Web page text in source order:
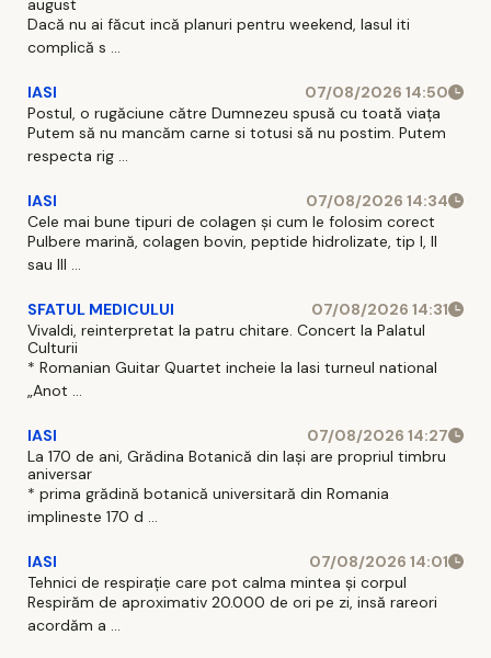
august
Dacă nu ai făcut incă planuri pentru weekend, Iasul iti
complică s ...
IASI
07/08/2026 14:50
Postul, o rugăciune către Dumnezeu spusă cu toată viața
Putem să nu mancăm carne si totusi să nu postim. Putem
respecta rig ...
IASI
07/08/2026 14:34
Cele mai bune tipuri de colagen și cum le folosim corect
Pulbere marină, colagen bovin, peptide hidrolizate, tip I, II
sau III ...
SFATUL MEDICULUI
07/08/2026 14:31
Vivaldi, reinterpretat la patru chitare. Concert la Palatul
Culturii
* Romanian Guitar Quartet incheie la Iasi turneul national
„Anot ...
IASI
07/08/2026 14:27
La 170 de ani, Grădina Botanică din Iași are propriul timbru
aniversar
* prima grădină botanică universitară din Romania
implineste 170 d ...
IASI
07/08/2026 14:01
Tehnici de respirație care pot calma mintea și corpul
Respirăm de aproximativ 20.000 de ori pe zi, insă rareori
acordăm a ...